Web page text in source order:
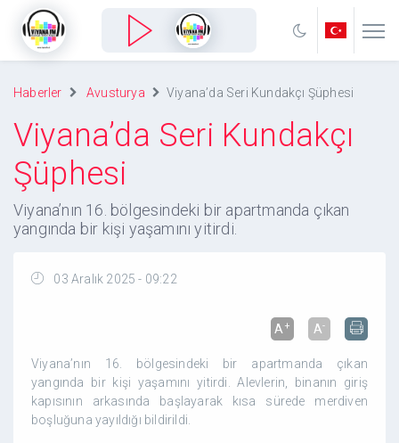
Haberler Avusturya Viyana’da Seri Kundakçı Şüphesi
Viyana’da Seri Kundakçı
Şüphesi
Viyana’nın 16. bölgesindeki bir apartmanda çıkan
yangında bir kişi yaşamını yitirdi.
03 Aralık 2025 - 09:22
A+ A-
Viyana’nın 16. bölgesindeki bir apartmanda çıkan
yangında bir kişi yaşamını yitirdi. Alevlerin, binanın giriş
kapısının arkasında başlayarak kısa sürede merdiven
boşluğuna yayıldığı bildirildi.